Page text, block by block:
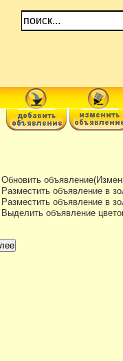
Обновить
Разместить объявление в
Разместить объявление в
Выделить объявление